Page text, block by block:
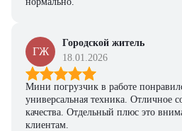
ГЖ
Городской житель
18.01.2026
Мини погрузчик в работе
универсальная техника. Отличное
качества. Отдельный плюс это
клиентам.